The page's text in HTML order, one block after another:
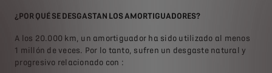
¿POR QUÉ SE DESGASTAN LOS AMORTIGUADORES?
A los 20.000 km, un amortiguador ha sido utilizado al menos
1 millón de veces. Por lo tanto, sufren un desgaste natural y
progresivo relacionado con :